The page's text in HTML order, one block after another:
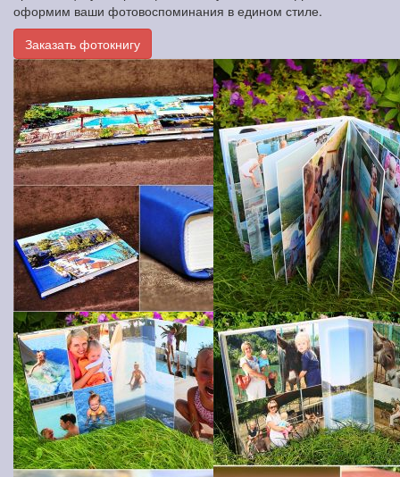
оформим ваши фотовоспоминания в едином стиле.
Заказать фотокнигу